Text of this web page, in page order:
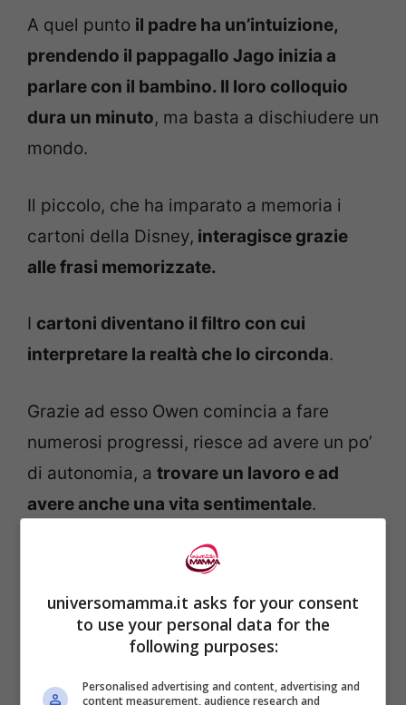
A quel punto il padre ha un’intuizione,
prendendo il pappagallo Jago inizia a
parlare con il bambino. Il loro colloquio
dura un minuto, ma basta a dischiudere un
mondo.
Il piccolo, che ha imparato a memoria i
cartoni della Disney, interagisce grazie
alle frasi memorizzate.
I cartoni diventano il filtro con cui
interpretare la realtà che lo circonda.
Grazie ad esso Owen comincia a fare
numerosi progressi, riesce ad avere un po’
di autonomia, a trovare un lavoro e ad
avere anche una vita sentimentale.
universomamma.it asks for your consent
to use your personal data for the
following purposes:
Personalised advertising and content, advertising and
content measurement, audience research and